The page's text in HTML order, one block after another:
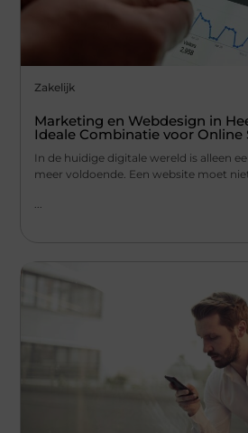
Zakelijk
Marketing en Webdesign in
Ideale Combinatie voor Online
In de huidige digitale wereld is alleen
meer voldoende. Een website moet